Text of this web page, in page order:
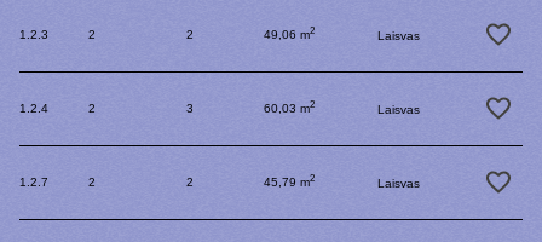
1.2.3 2 2 49,06 m2 Laisvas
1.2.4 2 3 60,03 m2 Laisvas
1.2.7 2 2 45,79 m2 Laisvas